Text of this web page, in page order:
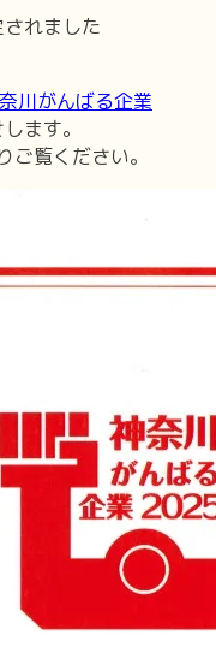
れました
川がんばる企業
ます。
ご覧ください。